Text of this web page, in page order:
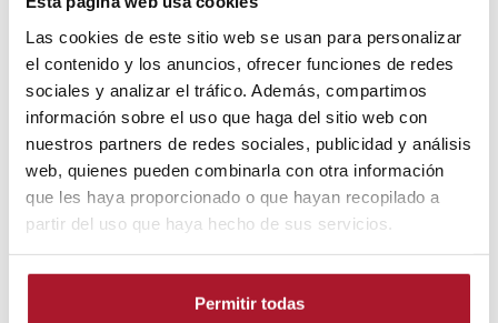
Las cookies de este sitio web se usan para personalizar
el contenido y los anuncios, ofrecer funciones de redes
sociales y analizar el tráfico. Además, compartimos
información sobre el uso que haga del sitio web con
nuestros partners de redes sociales, publicidad y análisis
web, quienes pueden combinarla con otra información
que les haya proporcionado o que hayan recopilado a
partir del uso que haya hecho de sus servicios.
Permitir todas
Tutela de derechos: ¿Dónde puede formular una reclamación?
En caso de que entienda que sus derechos han sido
desatendidos por nuestra entidad, puede formular una
reclamación en la Agencia Española de Protección de Datos, a
través de alguno de los medios siguientes:
– Sede electrónica: https://www.aepd.es
Jorge Juan, 6, 28001, Madrid
– Teléfono: 901.100.099 y 912.663.517